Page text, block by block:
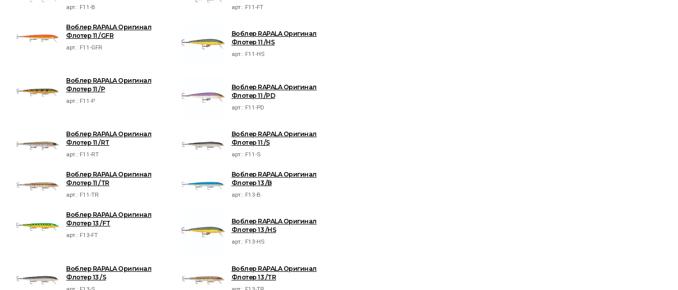
арт.: F11-B арт.: F11-FT
Воблер RAPALA Оригинал
Флотер 11 /GFR
арт.: F11-GFR
Воблер RAPALA Оригинал
Флотер 11 /HS
арт.: F11-HS
Воблер RAPALA Оригинал
Флотер 11 /P
арт.: F11-P
Воблер RAPALA Оригинал
Флотер 11 /PD
арт.: F11-PD
Воблер RAPALA Оригинал
Флотер 11 /RT
арт.: F11-RT
Воблер RAPALA Оригинал
Флотер 11 /S
арт.: F11-S
Воблер RAPALA Оригинал
Флотер 11 /TR
арт.: F11-TR
Воблер RAPALA Оригинал
Флотер 13 /B
арт.: F13-B
Воблер RAPALA Оригинал
Флотер 13 /FT
арт.: F13-FT
Воблер RAPALA Оригинал
Флотер 13 /HS
арт.: F13-HS
Воблер RAPALA Оригинал
Флотер 13 /S
Воблер RAPALA Оригинал
Флотер 13 /TR